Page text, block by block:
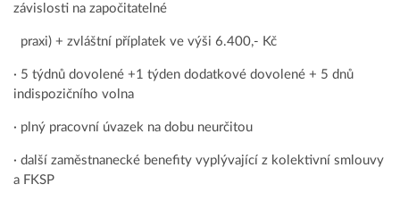
závislosti na započitatelné
praxi) + zvláštní příplatek ve výši 6.400,- Kč
· 5 týdnů dovolené +1 týden dodatkové dovolené + 5 dnů
indispozičního volna
· plný pracovní úvazek na dobu neurčitou
· další zaměstnanecké benefity vyplývající z kolektivní smlouvy
a FKSP